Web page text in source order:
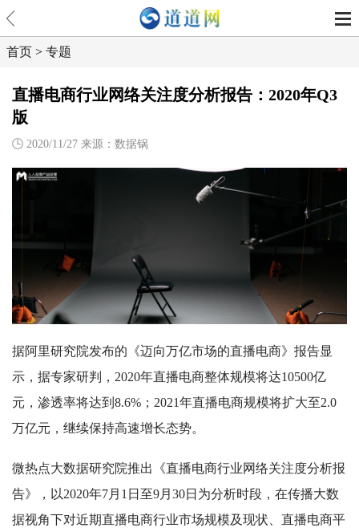
首页 > 专题
直播电商行业网络关注度分析报告：2020年Q3
版
2020/11/27 来源：数据锅
据阿里研究院发布的《迈向万亿市场的直播电商》报告显
示，据专家研判，2020年直播电商整体规模将达10500亿
元，渗透率将达到8.6%；2021年直播电商规模将扩大至2.0
万亿元，继续保持高速增长态势。
微热点大数据研究院推出《直播电商行业网络关注度分析报
告》，以2020年7月1日至9月30日为分析时段，在传播大数
据视角下对近期直播电商行业市场规模及现状、直播电商平